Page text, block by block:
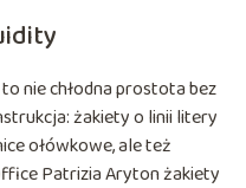
nie chłodna prostota bez
żakiety o linii litery
ołówkowe, ale też
Patrizia Aryton żakiety